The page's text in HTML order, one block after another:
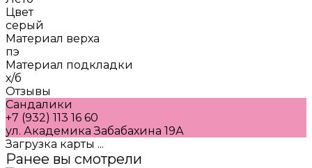
Цвет
серый
Материал верха
пэ
Материал подкладки
х/б
Отзывы
Сандалики
+7 (932) 113 16 60
ул. Академика Забабахина 19А
Загрузка карты ...
Ранее вы смотрели